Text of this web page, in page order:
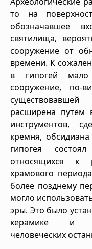
то на
обозначавшее
святилища,
сооружение от
времени. К
в гипогей мало
сооружение, по-
расширена путём
инструментов,
кремня,
гипогея
относящихся к
храмового
более позднему
могло
эры. Это было
керамике и
человеческих